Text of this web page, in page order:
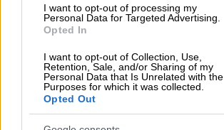
I want to opt-out of processing my
Personal Data for Targeted Advertising.
Opted In
I want to opt-out of Collection, Use,
Retention, Sale, and/or Sharing of my
Personal Data that Is Unrelated with the
Purposes for which it was collected.
Opted Out
Τι αναφέρει νέα έρευνα